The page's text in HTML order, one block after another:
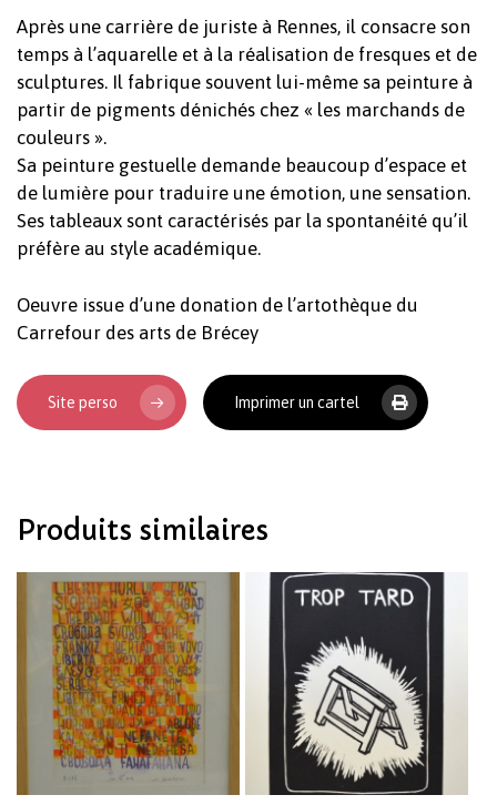
Votre panier est vide.
Après une carrière de juriste à Rennes, il consacre son
temps à l’aquarelle et à la réalisation de fresques et de
sculptures. Il fabrique souvent lui-même sa peinture à
partir de pigments dénichés chez « les marchands de
couleurs ».
Sa peinture gestuelle demande beaucoup d’espace et
de lumière pour traduire une émotion, une sensation.
Ses tableaux sont caractérisés par la spontanéité qu’il
préfère au style académique.
Oeuvre issue d’une donation de l’artothèque du
Carrefour des arts de Brécey
Site perso Imprimer un cartel
Produits similaires